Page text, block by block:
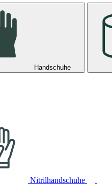
Handschuhe
Nitrilhandschuhe